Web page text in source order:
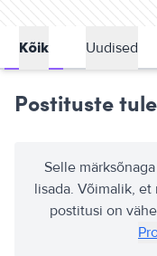
Kõik Uudised
Postituste
Selle
lisada. Võimalik,
postitusi on